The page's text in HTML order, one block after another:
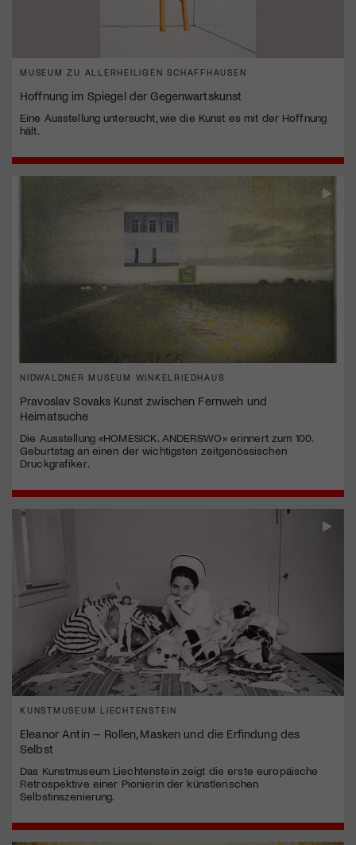
MUSEUM ZU ALLERHEILIGEN SCHAFFHAUSEN
Hoffnung im Spiegel der Gegenwartskunst
Eine Ausstellung untersucht, wie die Kunst es mit der Hoffnung
hält.
NIDWALDNER MUSEUM WINKELRIEDHAUS
Pravoslav Sovaks Kunst zwischen Fernweh und
Heimatsuche
Die Ausstellung «HOMESICK. ANDERSWO» erinnert zum 100.
Geburtstag an einen der wichtigsten zeitgenössischen
Druckgrafiker.
KUNSTMUSEUM LIECHTENSTEIN
Eleanor Antin – Rollen, Masken und die Erfindung des
Selbst
Das Kunstmuseum Liechtenstein zeigt die erste europäische
Retrospektive einer Pionierin der künstlerischen
Selbstinszenierung.